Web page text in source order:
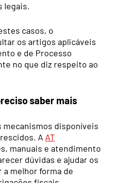
legais.
casos, o
os artigos aplicáveis
e de Processo
no que diz respeito ao
saber mais
mecanismos disponíveis
A AT
manuais e atendimento
dúvidas e ajudar os
melhor forma de